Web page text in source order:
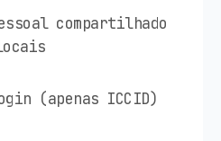
compartilhado
(apenas ICCID)